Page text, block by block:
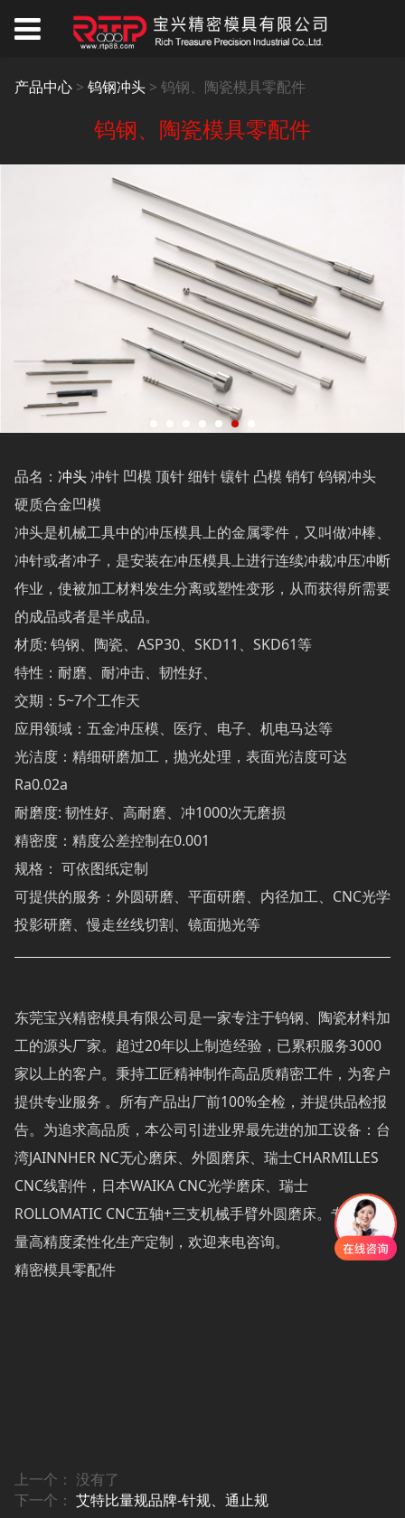
钨钢、陶瓷模具零配件
产品中心> 钨钢冲头> 钨钢、陶瓷模具零配件
钨钢、陶瓷模具零配件
品名： 冲头冲针 凹模 顶针 细针 镶针 凸模 销钉 钨钢冲头
硬质合金凹模
冲头是机械工具中的冲压模具上的金属零件，又叫做冲棒、
冲针或者冲子，是安装在冲压模具上进行连续冲裁冲压冲断
作业，使被加工材料发生分离或塑性变形，从而获得所需要
的成品或者是半成品。
材质: 钨钢、陶瓷、ASP30、SKD11、SKD61等
特性：耐磨、耐冲击、韧性好、
交期：5~7个工作天
应用领域：五金冲压模、医疗、电子、机电马达等
光洁度：精细研磨加工，抛光处理，表面光洁度可达
Ra0.02a
耐磨度: 韧性好、高耐磨、冲1000次无磨损
精密度：精度公差控制在0.001
规格： 可依图纸定制
可提供的服务：外圆研磨、平面研磨、内径加工、CNC光学
投影研磨、慢走丝线切割、镜面抛光等
东莞宝兴精密模具有限公司是一家专注于钨钢、陶瓷材料加
工的源头厂家。超过20年以上制造经验，已累积服务3000
家以上的客户。秉持工匠精神制作高品质精密工件，为客户
提供专业服务 。所有产品出厂前100%全检，并提供品检报
告。为追求高品质，本公司引进业界最先进的加工设备：台
湾JAINNHER NC无心磨床、外圆磨床、瑞士CHARMILLES
CNC线割件，日本WAIKA CNC光学磨床、瑞士
ROLLOMATIC CNC五轴+三支机械手臂外圆磨床。专业小批
量高精度柔性化生产定制，欢迎来电咨询。
精密模具零配件
上一个： 没有了
下一个： 艾特比量规品牌-针规、通止规